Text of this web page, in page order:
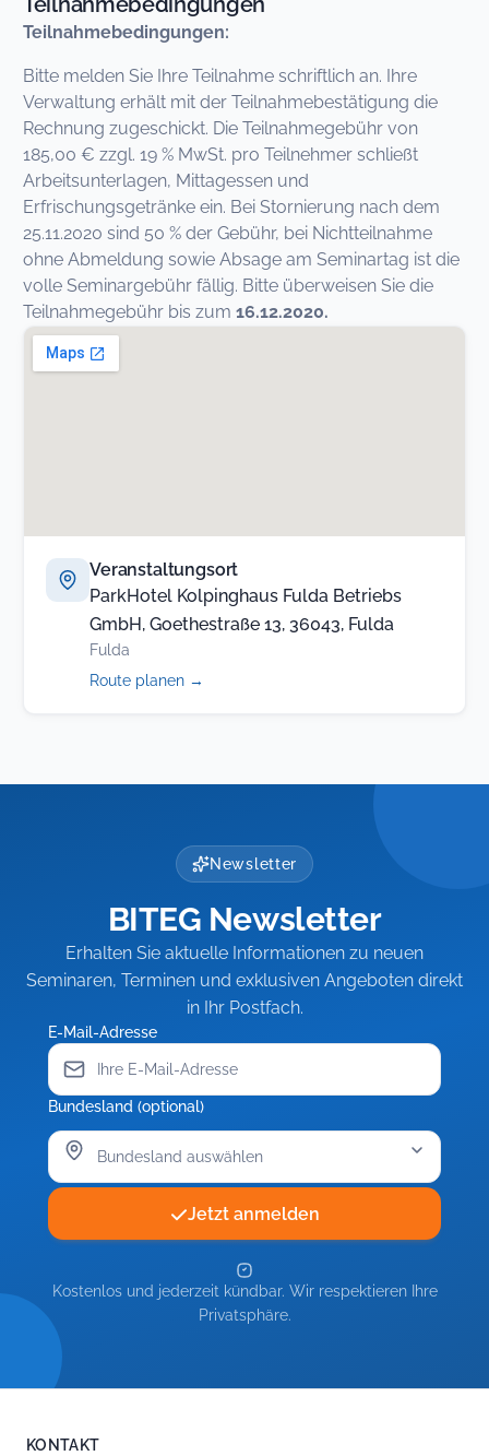
Teilnahmebedingungen:
Bitte melden Sie Ihre Teilnahme schriftlich an. Ihre
Verwaltung erhält mit der Teilnahmebestätigung die
Rechnung zugeschickt. Die Teilnahmegebühr von
185,00 € zzgl. 19 % MwSt. pro Teilnehmer schließt
Arbeitsunterlagen, Mittagessen und
Erfrischungsgetränke ein. Bei Stornierung nach dem
25.11.2020 sind 50 % der Gebühr, bei Nichtteilnahme
ohne Abmeldung sowie Absage am Seminartag ist die
volle Seminargebühr fällig. Bitte überweisen Sie die
Teilnahmegebühr bis zum 16.12.2020.
Veranstaltungsort
ParkHotel Kolpinghaus Fulda Betriebs
GmbH, Goethestraße 13, 36043, Fulda
Fulda
Route planen →
Newsletter
BITEG Newsletter
Erhalten Sie aktuelle Informationen zu neuen
Seminaren, Terminen und exklusiven Angeboten direkt
in Ihr Postfach.
E-Mail-Adresse
Bundesland (optional)
Jetzt anmelden
Kostenlos und jederzeit kündbar. Wir respektieren Ihre
Privatsphäre.
KONTAKT